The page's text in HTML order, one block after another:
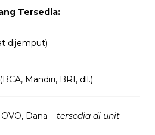
Tersedia:
dijemput)
(BCA, Mandiri, BRI, dll.)
Dana – tersedia di unit